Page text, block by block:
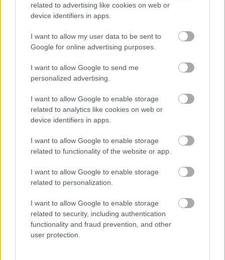
related to advertising like cookies on web or
device identifiers in apps.
I want to allow my user data to be sent to
Google for online advertising purposes.
I want to allow Google to send me
personalized advertising.
I want to allow Google to enable storage
related to analytics like cookies on web or
device identifiers in apps.
I want to allow Google to enable storage
related to functionality of the website or app.
I want to allow Google to enable storage
related to personalization.
I want to allow Google to enable storage
related to security, including authentication
functionality and fraud prevention, and other
user protection.
VAGY
OkoskaTo:rp
17 éve
Kedves erminavet! Az Index címlapra kikerült videód
kommentálni.
w3.prolan.hu/train/index.html) használt SMS-es
módszer a járműkövetős piacon sok éve elavultnak
számít - itt meg mint a legújabb fejlesztést mutatják
be. Az árát nem tudom, de GPRS kapcsolatos (tehát